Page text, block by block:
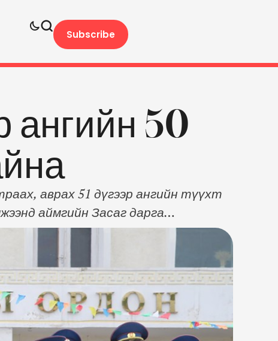
Subscribe
ангийн 50
аврах 51 дүгээр ангийн түүхт
аймгийн Засаг дарга
болон үе, үеийн алба
сэргийлэх ажлыг зохицуулах